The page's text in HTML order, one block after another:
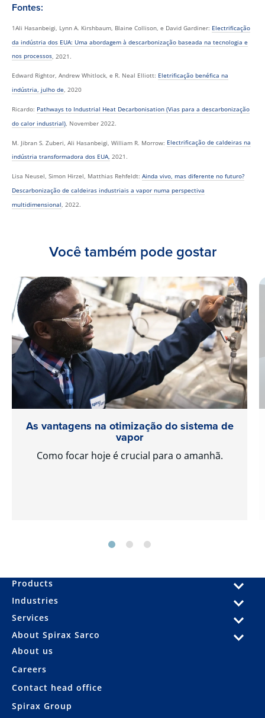
Fontes:
1Ali Hasanbeigi, Lynn A. Kirshbaum, Blaine Collison, e David Gardiner: Electrificação
da indústria dos EUA: Uma abordagem à descarbonização baseada na tecnologia e
nos processos , 2021.
Edward Rightor, Andrew Whitlock, e R. Neal Elliott: Eletrificação benéfica na
indústria, julho de, 2020
Ricardo: Pathways to Industrial Heat Decarbonisation (Vias para a descarbonização
do calor industrial) , November 2022.
M. Jibran S. Zuberi, Ali Hasanbeigi, William R. Morrow: Electrificação de caldeiras na
indústria transformadora dos EUA, 2021.
Lisa Neusel, Simon Hirzel, Matthias Rehfeldt: Ainda vivo, mas diferente no futuro?
Descarbonização de caldeiras industriais a vapor numa perspectiva
multidimensional , 2022.
Você também pode gostar
As vantagens na otimização do sistema de
vapor
Como focar hoje é crucial para o amanhã.
Products
Industries
Services
About Spirax Sarco
About us
Careers
Contact head office
Spirax Group